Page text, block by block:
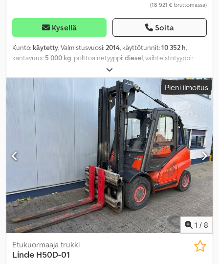
(18 921 € bruttomassa)
Kysellä Soita
Kunto: käytetty, Valmistusvuosi:2014, käyttötunnit:10 352 h,
kantavuus: 5 000 kg, polttoainetyyppi:diesel, vaihteistotyyppi:
Pieni ilmoitus
1 / 8
Etukuormaaja trukki
Linde H50D-01